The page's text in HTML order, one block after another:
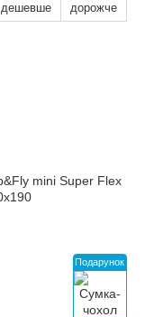
дешевше дорожче
Подарунок